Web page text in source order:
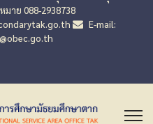
มาย 088-2938738
E-mail: